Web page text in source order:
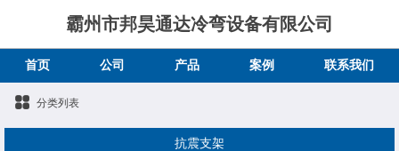
霸州市邦昊通达冷弯设备有限公司
首页 公司 产品 案例 联系我们
分类列表
抗震支架